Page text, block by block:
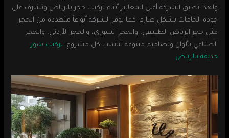
ولهذا تطبق الشركة أعلى المعايير أثناء تركيب حجر بالرياض وتشرف على
جودة الخامات بشكل صارم. كما توفر الشركة أنواعاً متعددة من الحجر
مثل حجر الرياض الطبيعي، والحجر السوري، والحجر الأردني، والحجر
الصناعي بألوان وتصاميم متنوعة تناسب كل مشروع. تركيب سور
حديقة بالرياض